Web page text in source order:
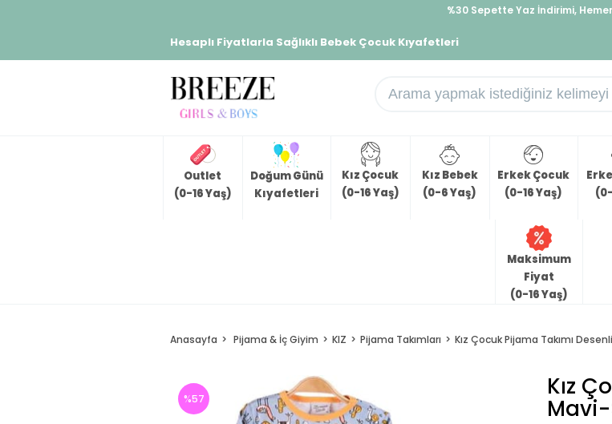
%30 Sepette Yaz İndirimi,
Hesaplı Fiyatlarla Sağlıklı Bebek Çocuk Kıyafetleri
Outlet
(0-16 Yaş)
Doğum Günü
Kıyafetleri
Kız Çocuk
(0-16 Yaş)
Kız Bebek
(0-6 Yaş)
Erkek Çocuk
(0-16 Yaş)
Maksimum
Fiyat
(0-16 Yaş)
Anasayfa Pijama & İç Giyim KIZ Pijama Takımları Kız Çocuk Pijama Takımı
%57 Kız
Mavi-